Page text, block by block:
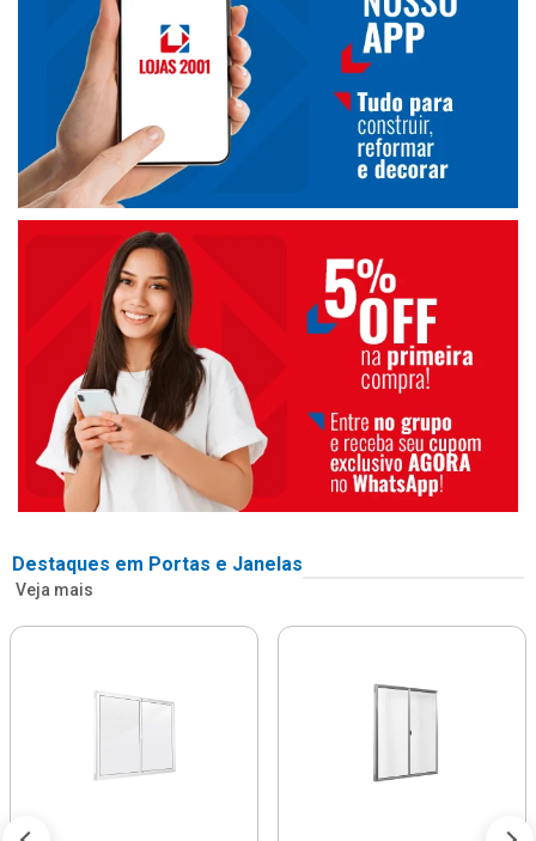
Destaques em Portas e Janelas
Veja mais